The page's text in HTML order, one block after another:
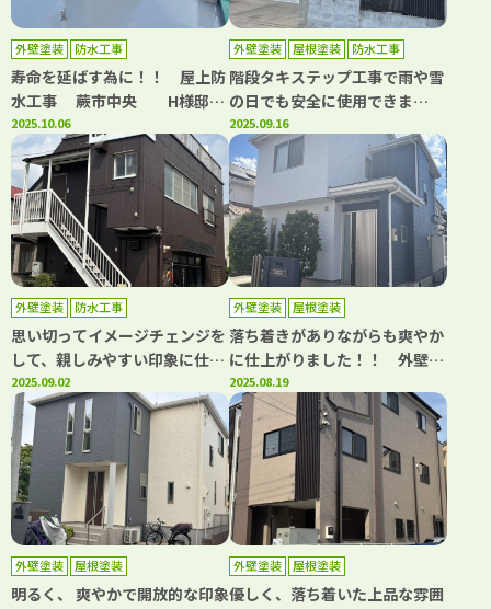
外壁塗装 防水工事
寿命を延ばす為に！！ 屋上防
水工事 蕨市中央 H様邸｜
埼玉県川口市、蕨市の外壁塗
装・屋根塗装専門店カワグチペ
イント 口コミ評判No,1！
2025.10.06
外壁塗装 屋根塗装 防水工事
階段タキステップ工事で雨や雪
の日でも安全に使用できま
す！！ 外壁塗装・屋根塗装・
防水工事 川口市江戸 Y様
邸 ｜埼玉県川口市、蕨市の外
壁塗装・屋根塗装専門店カワグ
チペイント 口コミ評判
No,1！
2025.09.16
外壁塗装 防水工事
思い切ってイメージチェンジを
して、親しみやすい印象に仕上
がりました！！ 外壁塗装工
事・屋上防水工事 川口市南
鳩ヶ谷 S様 ｜埼玉県川口
市、蕨市の外壁塗装・屋根塗装
専門店カワグチペイント 口コ
ミ評判No,1！
2025.09.02
外壁塗装 屋根塗装
落ち着きがありながらも爽やか
に仕上がりました！！ 外壁塗
装工事・屋根塗装工事 川口
市赤井 K様邸 ｜埼玉県川口
市、蕨市の外壁塗装・屋根塗装
専門店カワグチペイント 口コ
ミ評判No,1！
2025.08.19
外壁塗装 屋根塗装
明るく、 爽やかで開放的な印象
外壁塗装 屋根塗装
優しく、落ち着いた上品な雰囲